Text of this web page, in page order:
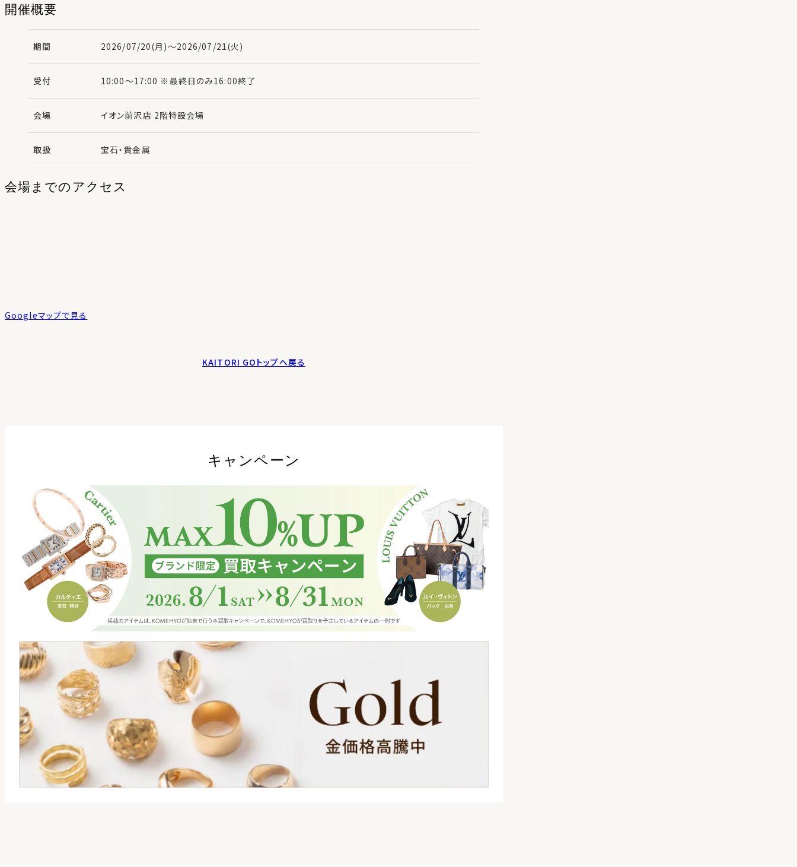
開催概要
期間 2026/07/20(月)～2026/07/21(火)
受付 10:00～17:00 ※最終日のみ16:00終了
会場 イオン前沢店 2階特設会場
取扱 宝石・貴金属
会場までのアクセス
Googleマップで見る
KAITORI GOトップへ戻る
キャンペーン